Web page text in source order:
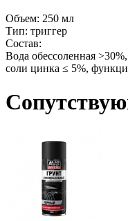
Объем: 250 мл
Тип: триггер
Состав:
Вода обессоленная
соли цинка ≤ 5%,